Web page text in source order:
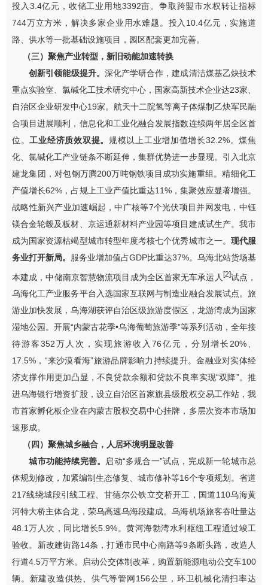
投入 3.4亿元，收储工业用地3392亩。争取跨盟市水权转让指标
744万立方米，解决多家企业用水难题。投入 10.4亿元，实施道
路、供水等一批基础设施项目，园区配套更加完善。
（三） 聚焦产业转型，新旧动能加速转换
创新引领能级提升。 深化产学研合作，建成清洁煤基乙炔技术
重点实验室、氯碱化工技术研究中心，国家高新技术企业达23家
自治区企业研发中心19家。 航天十二院氢等离子体煤制乙炔军民融
合项目进展顺利， 信息化和工业化融合发展指数连续两年居全区首
位。工业经济质效双提。 规模以上工业增加值增长32.2%。煤焦
化、氯碱化工产业链条不断延伸，集群优势进一步显现。 引入北京
建龙集团，对包钢万腾200万吨钢铁项目 成功实施重组。精细化工
产值增长62% ，占规上工业产值比重达11% ，集聚效应显著增强。
战略性新兴产业加速崛起，中广核等7个光伏项目并网发电，中钰
镁合金轮毂及板材、京运通新材料产业园等项目建成试生产。我市
成为国家资源枯竭型城市转型年度考核七个优秀城市之一。 现代服
务业打开新局。 服务业增加值占GDP比重达37%。乌海北站货场基
本建成，中储南京智慧物流项目成为全区首家无车承运人 [2]试点 ，
乌海化工产业服务平台入选国家互联网与制造业融合发展试点。旅
游业加快发展，乌海湖获评自治区级旅游度假区 ，龙游湾成为国家
湿地公园。开展“内蒙古花季•乌海葡萄旅游季”等系列活动，全年接
待游客352万人次，实现旅游收入 76亿元，分别增长20%、
17.5% ， “来沙漠看海”旅游品牌影响力持续提升。金融业对实体经
济支撑作用更加凸显，不良贷款余额和贷款不良率实现“双降”。推
进乌海银行增资扩股，设立自治区首家旗县级股权交易工作站，我
市首家孵化板企业在内蒙古股权交易中心挂牌，多层次资本市场加
速形成。
（四） 聚焦城乡融合，人居环境明显改善
城市功能持续完善。 启动“多规合一”试点，完成新一轮城市总
体规划修改 ，加紧编制生态修复、城市修补等16个专项规划。省道
217线绕城段引线工程、甘德尔公铁立交桥开工，国道110乌海黄
河特大桥主体合龙，荣乌高速乌海段建成。乌海机场旅客吞吐量达
48.1万人次，同比增长5.9%。黄河海勃湾水利枢纽工程通过竣工
验收。 新改建街路14条，打通市民中心南路等9条断头路，改造人
行道4.5万平方米。启动公交体制改革，购置新能源电动公交车100
辆。新建改造供热、供气等管网 156公里，环卫机械化清扫率达